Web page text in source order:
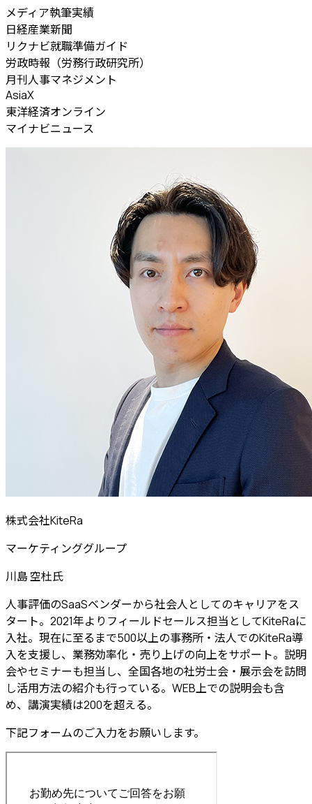
メディア執筆実績
日経産業新聞
リクナビ就職準備ガイド
労政時報（労務行政研究所）
月刊人事マネジメント
AsiaX
東洋経済オンライン
マイナビニュース
株式会社KiteRa
マーケティンググループ
川島 空杜氏
人事評価のSaaSベンダーから社会人としてのキャリアをス
タート。2021年よりフィールドセールス担当としてKiteRaに
入社。現在に至るまで500以上の事務所・法人でのKiteRa導
入を支援し、業務効率化・売り上げの向上をサポート。説明
会やセミナーも担当し、全国各地の社労士会・展示会を訪問
し活用方法の紹介も行っている。WEB上での説明会も含
め、講演実績は200を超える。
下記フォームのご入力をお願いします。